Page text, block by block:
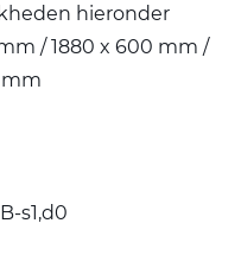
hieronder
/ 1880 x 600 mm /
mm
s1,d0